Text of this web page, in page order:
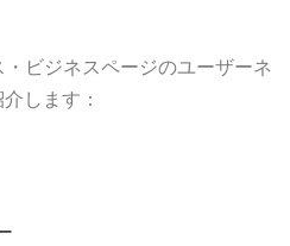
ビジネスページのユーザーネ
します：